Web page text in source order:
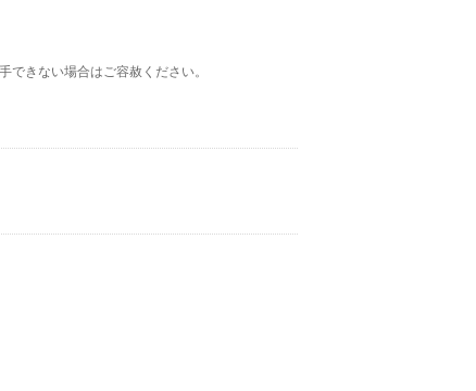
きない場合はご容赦ください。